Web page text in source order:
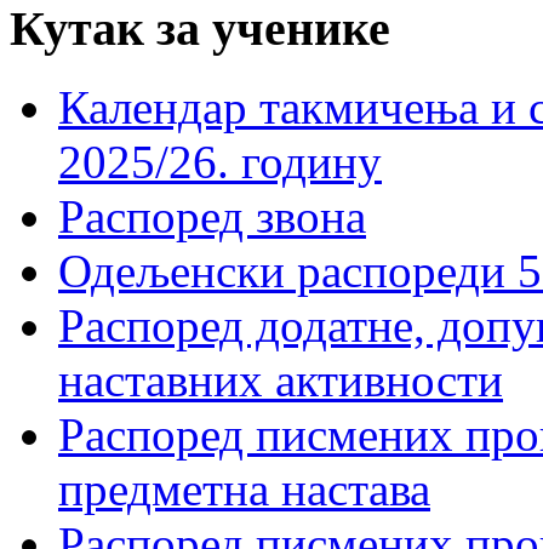
Кутак за ученике
Календар такмичења
2025/26. годину
Распоред звона
Одељенски распореди
Распоред додатне,
наставних активности
Распоред писмених
предметна настава